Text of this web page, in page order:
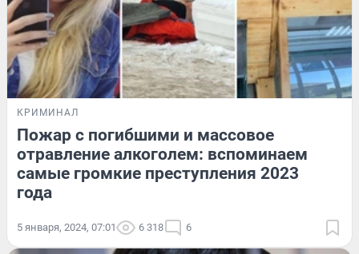
КРИМИНАЛ
Пожар с погибшими и массовое
отравление алкоголем: вспоминаем
самые громкие преступления 2023
года
5 января, 2024, 07:01 6 318 6